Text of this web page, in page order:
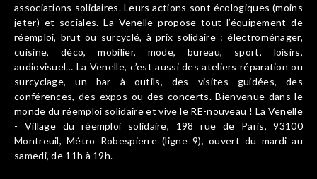
associations solidaires. Leurs actions sont écologiques (moins
jeter) et sociales. La Venelle propose tout l’équipement de
réemploi, brut ou surcyclé, à prix solidaire : électroménager,
cuisine, déco, mobilier, mode, bureau, sport, loisirs,
audiovisuel… La Venelle, c’est aussi des ateliers réparation ou
surcyclage, un bar à outils, des visites guidées, des
conférences, des expos ou des concerts. Bienvenue dans le
monde du réemploi solidaire et vive le RE-nouveau ! La Venelle
- Village du réemploi solidaire, 198 rue de Paris, 93100
Montreuil, Métro Robespierre (ligne 9), ouvert du mardi au
samedi, de 11h à 19h.